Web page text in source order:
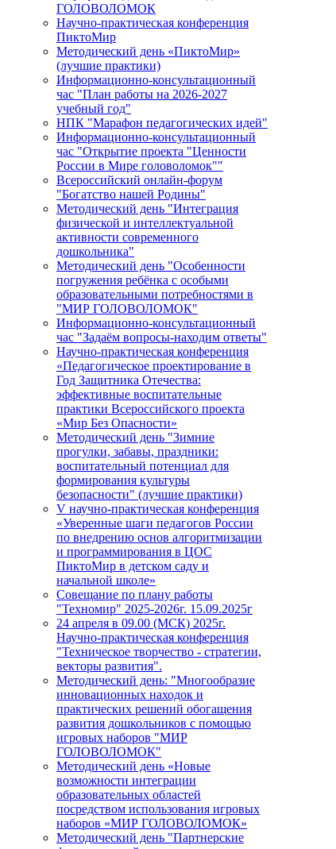
ГОЛОВОЛОМОК
Научно-практическая конференция
ПиктоМир
Методический день «ПиктоМир»
(лучшие практики)
Информационно-консультационный
час "План работы на 2026-2027
учебный год"
НПК "Марафон педагогических идей"
Информационно-консультационный
час "Открытие проекта "Ценности
России в Мире головоломок""
Всероссийский онлайн-форум
"Богатство нашей Родины"
Методический день "Интеграция
физической и интеллектуальной
активности современного
дошкольника"
Методический день "Особенности
погружения ребёнка с особыми
образовательными потребностями в
"МИР ГОЛОВОЛОМОК"
Информационно-консультационный
час "Задаём вопросы-находим ответы"
Научно-практическая конференция
«Педагогическое проектирование в
Год Защитника Отечества:
эффективные воспитательные
практики Всероссийского проекта
«Мир Без Опасности»
Методический день "Зимние
прогулки, забавы, праздники:
воспитательный потенциал для
формирования культуры
безопасности" (лучшие практики)
V научно-практическая конференция
«Уверенные шаги педагогов России
по внедрению основ алгоритмизации
и программирования в ЦОС
ПиктоМир в детском саду и
начальной школе»
Совещание по плану работы
"Техномир" 2025-2026г. 15.09.2025г
24 апреля в 09.00 (МСК) 2025г.
Научно-практическая конференция
"Техническое творчество - стратегии,
векторы развития".
Методический день: "Многообразие
инновационных находок и
практических решений обогащения
развития дошкольников с помощью
игровых наборов "МИР
ГОЛОВОЛОМОК"
Методический день «Новые
возможности интеграции
образовательных областей
посредством использования игровых
наборов «МИР ГОЛОВОЛОМОК»
Методический день "Партнерские